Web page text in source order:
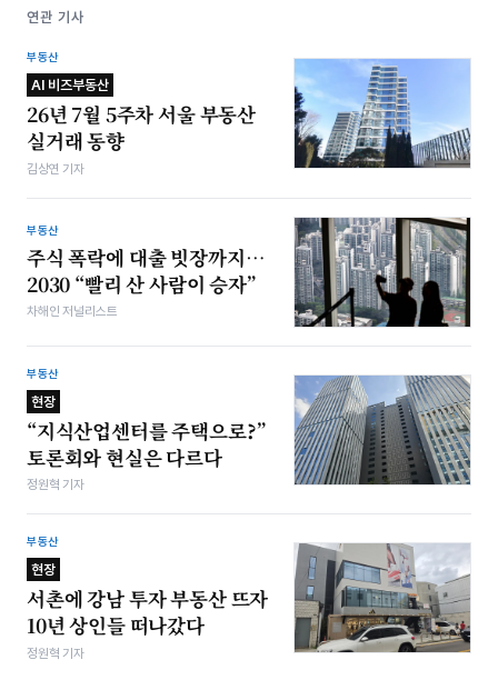
연관 기사
부동산
AI 비즈부동산
26년 7월 5주차 서울 부동산
실거래 동향
김상연 기자
부동산
주식 폭락에 대출 빗장까지…
2030 “빨리 산 사람이 승자”
차해인 저널리스트
부동산
현장
“지식산업센터를 주택으로?”
토론회와 현실은 다르다
정원혁 기자
부동산
현장
서촌에 강남 투자 부동산 뜨자
10년 상인들 떠나갔다
정원혁 기자